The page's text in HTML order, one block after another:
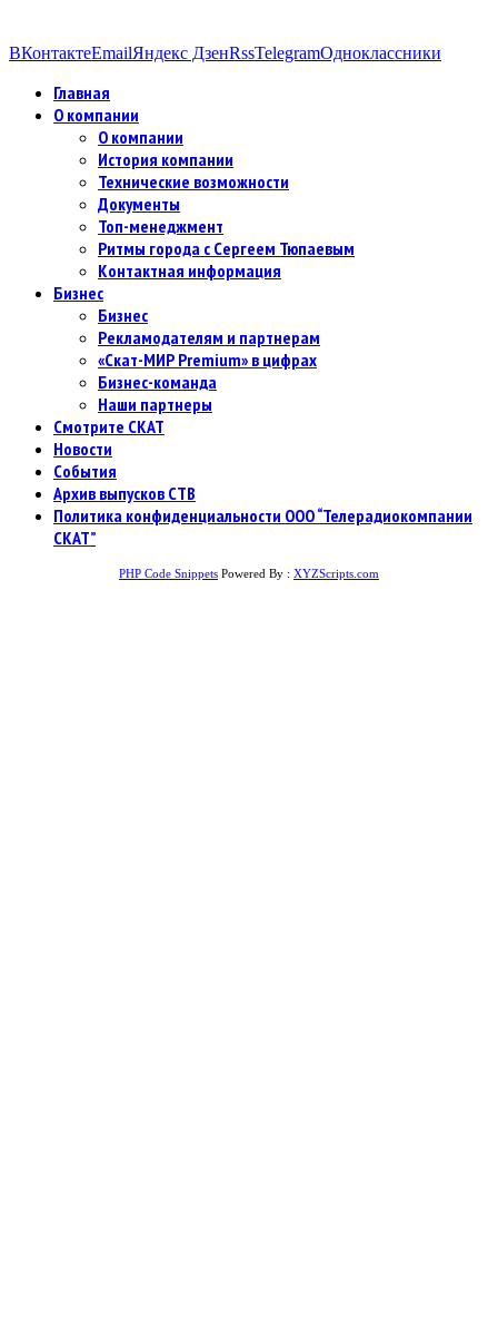
ВКонтактеEmailЯндекс ДзенRssTelegramОдноклассники
Главная
О компании
О компании
История компании
Технические возможности
Документы
Топ-менеджмент
Ритмы города с Сергеем Тюпаевым
Контактная информация
Бизнес
Бизнес
Рекламодателям и партнерам
«Скат-МИР Premium» в цифрах
Бизнес-команда
Наши партнеры
Смотрите СКАТ
Новости
События
Архив выпусков СТВ
Политика конфиденциальности ООО “Телерадиокомпании
СКАТ”
PHP Code Snippets Powered By : XYZScripts.com